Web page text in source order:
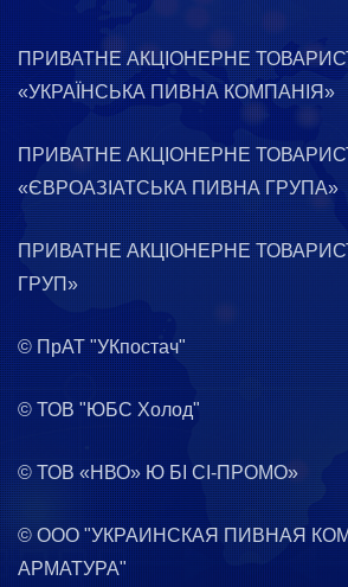
ПРИВАТНЕ АКЦІОНЕРНЕ
«УКРАЇНСЬКА ПИВНА КОМПАНІЯ»
ПРИВАТНЕ АКЦІОНЕРНЕ
«ЄВРОАЗІАТСЬКА ПИВНА ГРУПА»
ПРИВАТНЕ АКЦІОНЕРНЕ
ГРУП»
© ПрАТ "УКпостач"
© ТОВ "ЮБС Холод"
© ТОВ «НВО» Ю БІ СІ-ПРОМО»
© ООО "УКРАИНСКАЯ ПИВНАЯ
АРМАТУРА"